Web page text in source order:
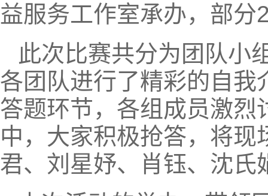
益服务工作室承办，部分
此次比赛共分为团队小
各团队进行了精彩的自我
答题环节，各组成员激烈
中，大家积极抢答，将
君、刘星妤、肖钰、沈氏